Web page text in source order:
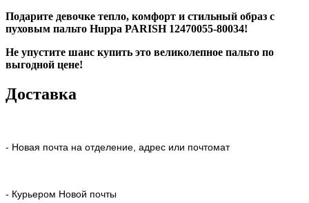
Подарите девочке тепло, комфорт и стильный образ с
пуховым пальто Huppa PARISH 12470055-80034!
Не упустите шанс купить это великолепное пальто по
выгодной цене!
Доставка
- Новая почта на отделение, адрес или почтомат
- Курьером Новой почты